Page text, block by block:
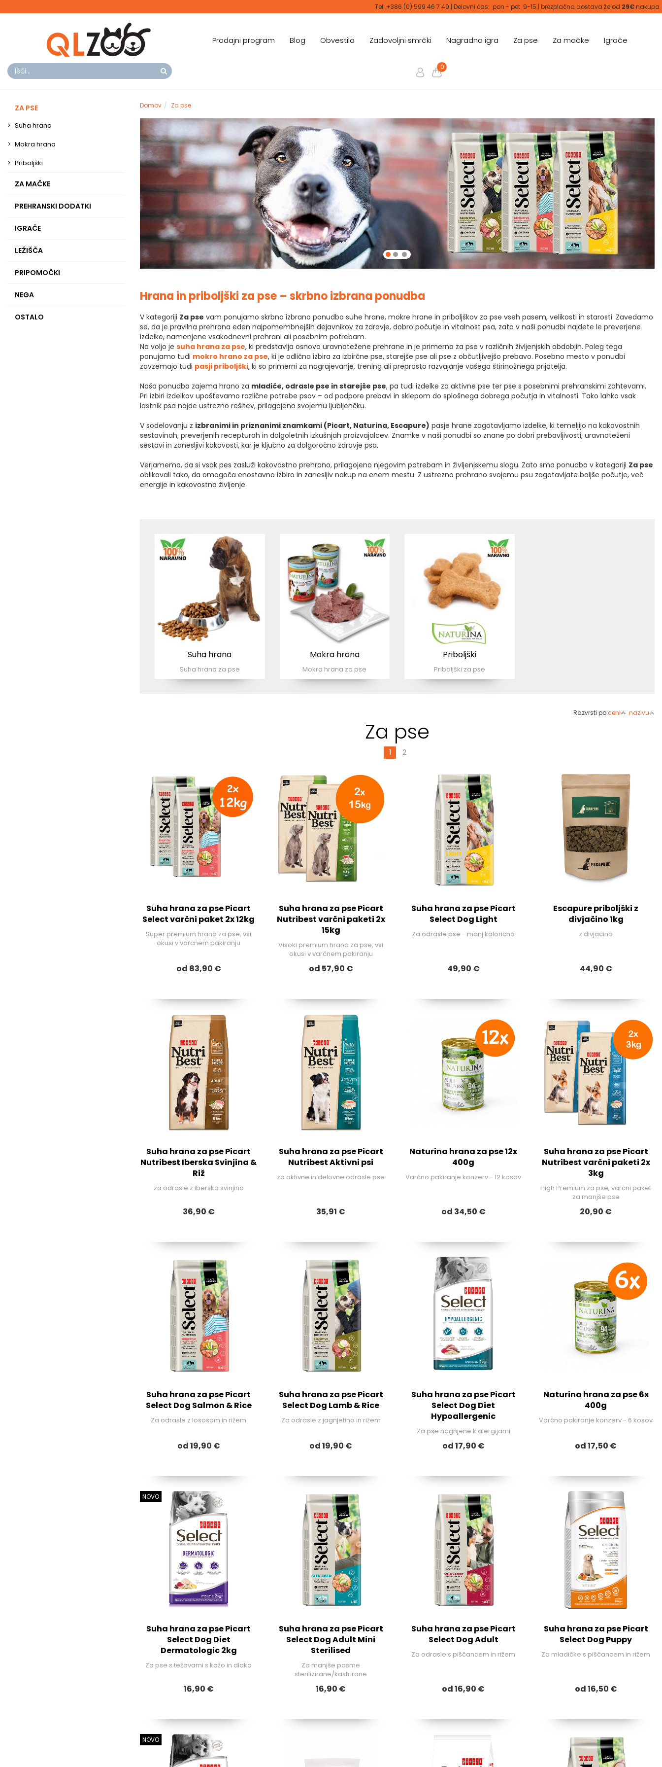
Tel: +386 (0) 599 46 7 49 | Delovni čas: pon - pet 9-15 | brezplačna dostava že od 29€nakupa
Prodajni program Blog Obvestila Zadovoljni smrčki Nagradna igra Za pse Za mačke Igrače
0
ZA PSE
Suha hrana
Mokra hrana
Priboljški
ZA MAČKE
PREHRANSKI DODATKI
IGRAČE
LEŽIŠČA
PRIPOMOČKI
NEGA
OSTALO
Domov Za pse
Hrana in priboljški za pse – skrbno izbrana ponudba
V kategoriji Za pse vam ponujamo skrbno izbrano ponudbo suhe hrane, mokre hrane in priboljškov za pse vseh pasem, velikosti in starosti. Zavedamo
se, da je pravilna prehrana eden najpomembnejših dejavnikov za zdravje, dobro počutje in vitalnost psa, zato v naši ponudbi najdete le preverjene
izdelke, namenjene vsakodnevni prehrani ali posebnim potrebam.
Na voljo je suha hrana za pse, ki predstavlja osnovo uravnotežene prehrane in je primerna za pse v različnih življenjskih obdobjih. Poleg tega
ponujamo tudi mokro hrano za pse, ki je odlična izbira za izbirčne pse, starejše pse ali pse z občutljivejšo prebavo. Posebno mesto v ponudbi
zavzemajo tudi pasji priboljški, ki so primerni za nagrajevanje, trening ali preprosto razvajanje vašega štirinožnega prijatelja.
Naša ponudba zajema hrano za mladiče, odrasle pse in starejše pse, pa tudi izdelke za aktivne pse ter pse s posebnimi prehranskimi zahtevami.
Pri izbiri izdelkov upoštevamo različne potrebe psov – od podpore prebavi in sklepom do splošnega dobrega počutja in vitalnosti. Tako lahko vsak
lastnik psa najde ustrezno rešitev, prilagojeno svojemu ljubljenčku.
V sodelovanju z izbranimi in priznanimi znamkami (Picart, Naturina, Escapure) pasje hrane zagotavljamo izdelke, ki temeljijo na kakovostnih
sestavinah, preverjenih recepturah in dolgoletnih izkušnjah proizvajalcev. Znamke v naši ponudbi so znane po dobri prebavljivosti, uravnoteženi
sestavi in zanesljivi kakovosti, kar je ključno za dolgoročno zdravje psa.
Verjamemo, da si vsak pes zasluži kakovostno prehrano, prilagojeno njegovim potrebam in življenjskemu slogu. Zato smo ponudbo v kategoriji Za pse
oblikovali tako, da omogoča enostavno izbiro in zanesljiv nakup na enem mestu. Z ustrezno prehrano svojemu psu zagotavljate boljše počutje, več
energije in kakovostno življenje.
Suha hrana
Suha hrana za pse
Mokra hrana
Mokra hrana za pse
Priboljški
Priboljški za pse
Razvrsti po:ceni nazivu
Za pse
1 2
Suha hrana za pse Picart
Select varčni paket 2x 12kg
Super premium hrana za pse, vsi
okusi v varčnem pakiranju
od 83,90 €
Suha hrana za pse Picart
Nutribest varčni paketi 2x
15kg
Visoki premium hrana za pse, vsi
okusi v varčnem pakiranju
od 57,90 €
Suha hrana za pse Picart
Select Dog Light
Za odrasle pse - manj kalorično
49,90 €
Escapure priboljški z
divjačino 1kg
z divjačino
44,90 €
Suha hrana za pse Picart
Nutribest Iberska Svinjina &
Riž
za odrasle z ibersko svinjino
36,90 €
Suha hrana za pse Picart
Nutribest Aktivni psi
za aktivne in delovne odrasle pse
35,91 €
Naturina hrana za pse 12x
400g
Varčno pakiranje konzerv - 12 kosov
od 34,50 €
Suha hrana za pse Picart
Nutribest varčni paketi 2x
3kg
High Premium za pse, varčni paket
za manjše pse
20,90 €
Suha hrana za pse Picart
Select Dog Salmon & Rice
Za odrasle z lososom in rižem
od 19,90 €
Suha hrana za pse Picart
Select Dog Lamb & Rice
Za odrasle z jagnjetino in rižem
od 19,90 €
Suha hrana za pse Picart
Select Dog Diet
Hypoallergenic
Za pse nagnjene k alergijami
od 17,90 €
Naturina hrana za pse 6x
400g
Varčno pakiranje konzerv - 6 kosov
od 17,50 €
NOVO
Suha hrana za pse Picart
Select Dog Diet
Dermatologic 2kg
Za pse s težavami s kožo in dlako
16,90 €
Suha hrana za pse Picart
Select Dog Adult Mini
Sterilised
Za manjše pasme
sterilizirane/kastrirane
16,90 €
Suha hrana za pse Picart
Select Dog Adult
Za odrasle s piščancem in rižem
od 16,90 €
Suha hrana za pse Picart
Select Dog Puppy
Za mladičke s piščancem in rižem
od 16,50 €
NOVO